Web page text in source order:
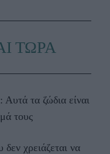
ΤΩΡΑ
τα ζώδια είναι
τους
χρειάζεται να